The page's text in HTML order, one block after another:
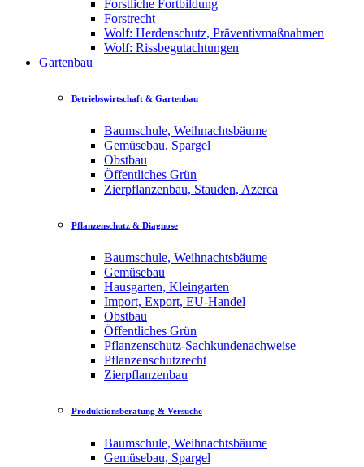
Forstliche Fortbildung
Forstrecht
Wolf: Herdenschutz, Präventivmaßnahmen
Wolf: Rissbegutachtungen
Gartenbau
Betriebswirtschaft & Gartenbau
Baumschule, Weihnachtsbäume
Gemüsebau, Spargel
Obstbau
Öffentliches Grün
Zierpflanzenbau, Stauden, Azerca
Pflanzenschutz & Diagnose
Baumschule, Weihnachtsbäume
Gemüsebau
Hausgarten, Kleingarten
Import, Export, EU-Handel
Obstbau
Öffentliches Grün
Pflanzenschutz-Sachkundenachweise
Pflanzenschutzrecht
Zierpflanzenbau
Produktionsberatung & Versuche
Baumschule, Weihnachtsbäume
Gemüsebau, Spargel